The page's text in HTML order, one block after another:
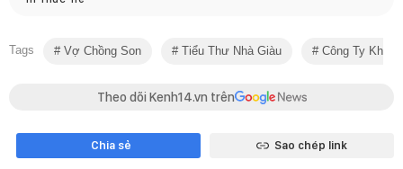
Tags Vợ Chồng Son Tiểu Thư Nhà Giàu Công Ty Khởi
Theo dõi Kenh14.vn trên
Chia sẻ Sao chép link